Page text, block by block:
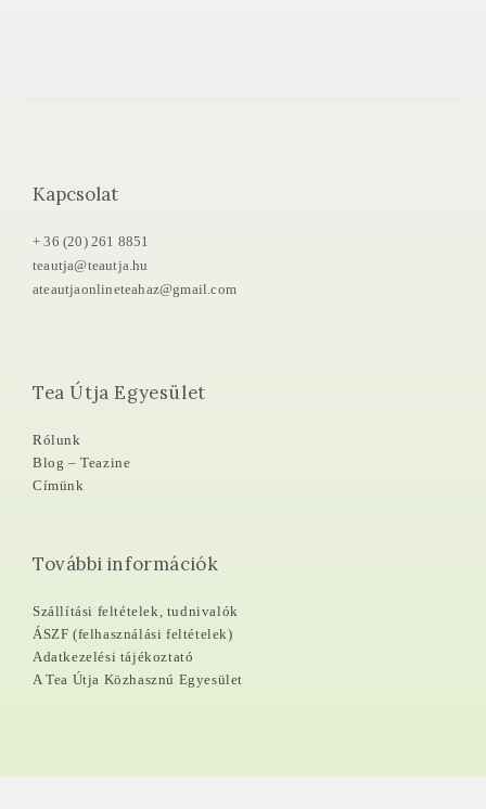
Kapcsolat
+ 36 (20) 261 8851
teautja@teautja.hu
ateautjaonlineteahaz@gmail.com
Tea Útja Egyesület
Rólunk
Blog – Teazine
Címünk
További információk
Szállítási feltételek, tudnivalók
ÁSZF (felhasználási feltételek)
Adatkezelési tájékoztató
A Tea Útja Közhasznú Egyesület